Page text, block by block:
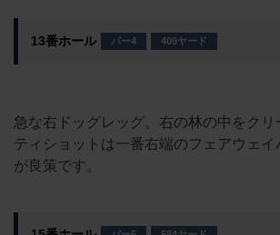
13番ホール パー4 409ヤード
急な右ドッグレッグ。右の林の中をクリ
ティショットは一番右端のフェアウェ
が良策です。